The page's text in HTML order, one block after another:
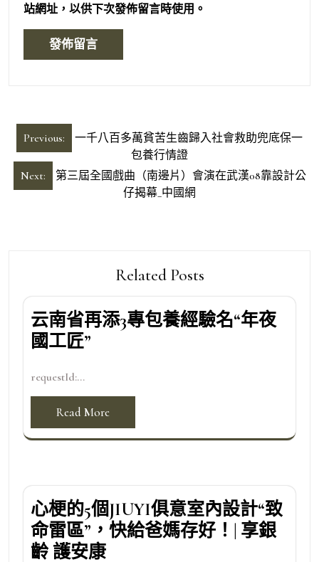
站網址，以供下次發佈留言時使用。
文
章
導
Previous:
一千八百多萬貧苦生齒歸入社會救助兜底保一
包養行情證
Next:
第三屆全國戲曲（南邊片）會演在武漢08靠設計公
仔揭幕_中國網
Related Posts
云南省再添3專包養經驗名“年夜
國工匠”
requestId:...
Read More
心梗的5個JIUYI俱意室內設計“致
命雷區”，快給爸媽存好！| 享銀
齡 護安康